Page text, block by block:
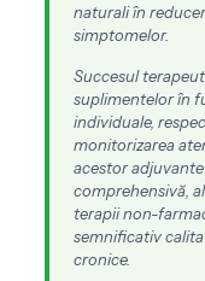
naturali în
simptomelor.
Succesul
suplimentelor în
individuale,
monitorizarea
acestor
comprehensivă,
terapii non-
semnificativ
cronice.